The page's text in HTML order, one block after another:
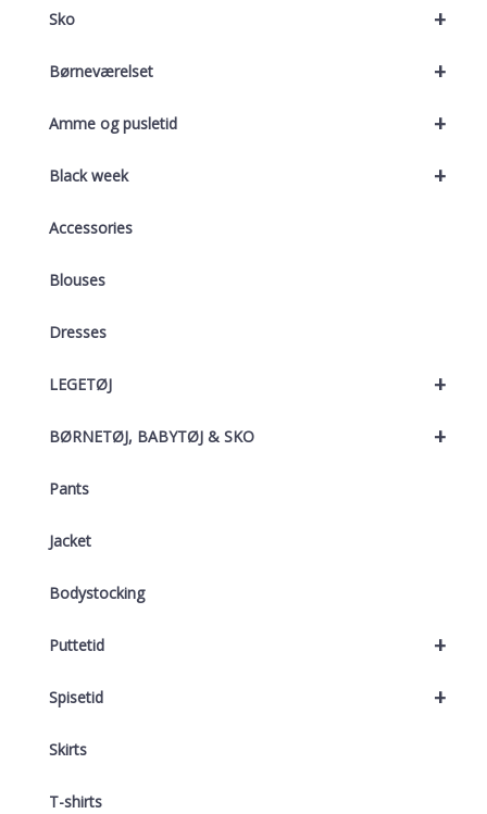
+
Sko
+
Børneværelset
+
Amme og pusletid
+
Black week
Accessories
Blouses
Dresses
+
LEGETØJ
+
BØRNETØJ, BABYTØJ & SKO
Pants
Jacket
Bodystocking
+
Puttetid
+
Spisetid
Skirts
T-shirts